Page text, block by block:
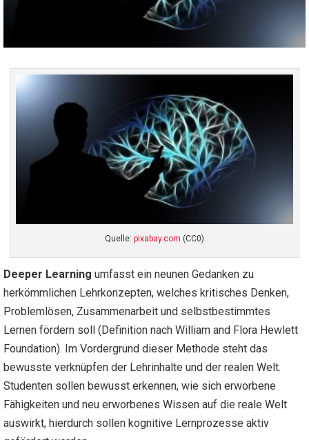
Quelle: pixabay.com (CC0)
Deeper Learning umfasst ein neunen Gedanken zu
herkömmlichen Lehrkonzepten, welches kritisches Denken,
Problemlösen, Zusammenarbeit und selbstbestimmtes
Lernen fördern soll (Definition nach William and Flora Hewlett
Foundation). Im Vordergrund dieser Methode steht das
bewusste verknüpfen der Lehrinhalte und der realen Welt.
Studenten sollen bewusst erkennen, wie sich erworbene
Fähigkeiten und neu erworbenes Wissen auf die reale Welt
auswirkt, hierdurch sollen kognitive Lernprozesse aktiv